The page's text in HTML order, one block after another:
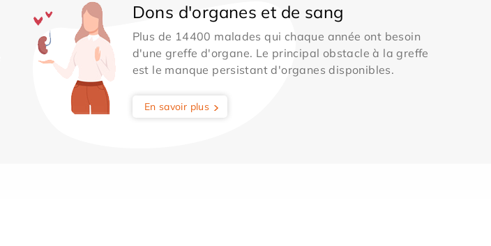
Dons d'organes et de sang
Plus de 14400 malades qui chaque année ont besoin
d'une greffe d'organe. Le principal obstacle à la greffe
est le manque persistant d'organes disponibles.
En savoir plus